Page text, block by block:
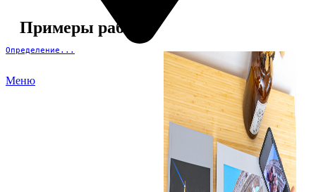
Определение...
Меню
Примеры работ